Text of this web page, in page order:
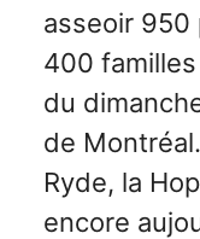
asseoir 950
400 familles
du
de
Ryde, la
encore